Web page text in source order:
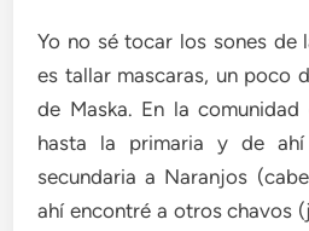
Yo no sé tocar los sones de
es tallar mascaras, un poco
de Maska. En la
hasta la primaria y de
secundaria a Naranjos
ahí encontré a otros chavos